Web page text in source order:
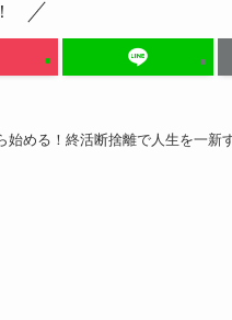
始める！終活断捨離で人生を一新